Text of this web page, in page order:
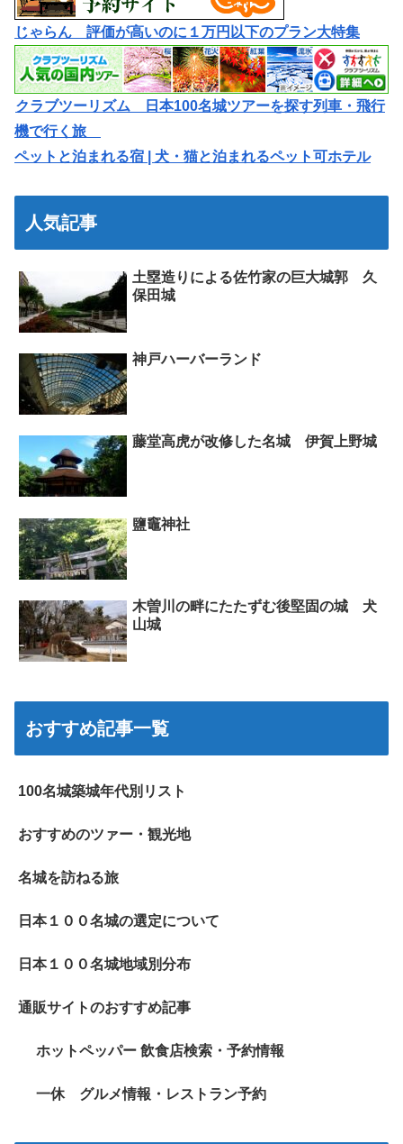
じゃらん 評価が高いのに１万円以下のプラン大特集
クラブツーリズム 日本100名城ツアーを探す列車・飛行
機で行く旅
ペットと泊まれる宿 | 犬・猫と泊まれるペット可ホテル
人気記事
土塁造りによる佐竹家の巨大城郭 久
保田城
神戸ハーバーランド
藤堂高虎が改修した名城 伊賀上野城
鹽竈神社
木曽川の畔にたたずむ後堅固の城 犬
山城
おすすめ記事一覧
100名城築城年代別リスト
おすすめのツァー・観光地
名城を訪ねる旅
日本１００名城の選定について
日本１００名城地域別分布
通販サイトのおすすめ記事
ホットペッパー 飲食店検索・予約情報
一休 グルメ情報・レストラン予約